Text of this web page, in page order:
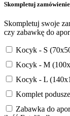
Skompletuj zamówienie
Skompletuj swoje
czy zabawkę do
Kocyk - S
Kocyk - M
Kocyk - L
Komplet
Zabawka do